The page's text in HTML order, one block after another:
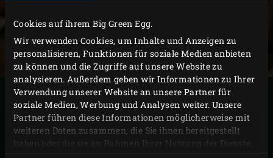
Cookies auf ihrem Big Green Egg.
Wir verwenden Cookies, um Inhalte und Anzeigen zu
personalisieren, Funktionen für soziale Medien anbieten
zu können und die Zugriffe auf unsere Website zu
analysieren. Außerdem geben wir Informationen zu Ihrer
Verwendung unserer Website an unsere Partner für
soziale Medien, Werbung und Analysen weiter. Unsere
Partner führen diese Informationen möglicherweise mit
weiteren Daten zusammen, die Sie ihnen bereitgestellt
haben oder die sie im Rahmen Ihrer Nutzung der Dienste
Auch die echten Barbecue-Klassiker bereiten Sie ganz
leicht auf dem Big Green Egg zu. Was halten Sie von
zarten, süss-pikanten Spareribs mit indirekter Garung,
gegrillten Gambas oder bevorzugen Sie ein saftiges,